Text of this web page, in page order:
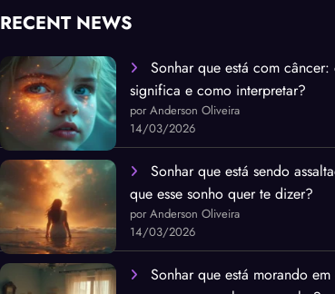
RECENT NEWS
Sonhar que está com
significa e como interpretar?
por Anderson Oliveira
14/03/2026
Sonhar que está sendo
que esse sonho quer te dizer?
por Anderson Oliveira
14/03/2026
Sonhar que está morando em